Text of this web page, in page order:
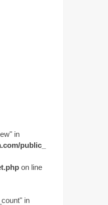
in
public_
on line
in